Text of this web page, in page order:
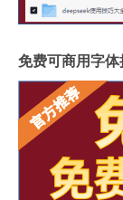
免费可商用字